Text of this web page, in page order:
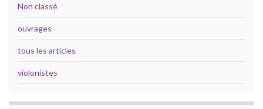
Non classé
ouvrages
tous les articles
violonistes